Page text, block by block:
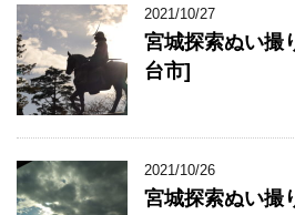
2021/10/27
宮城探索ぬい撮
台市]
2021/10/26
宮城探索ぬい